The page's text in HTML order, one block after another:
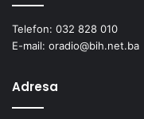
Telefon: 032 828 010
E-mail: oradio@bih.net.ba
Adresa